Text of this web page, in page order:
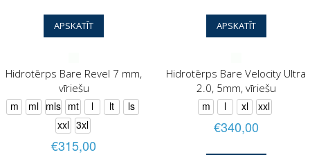
APSKATĪT APSKATĪT
Hidrotērps Bare Revel 7 mm,
vīriešu
m
ml mls mt l lt
ls
xxl 3xl
€315,00
Hidrotērps Bare Velocity Ultra
2.0, 5mm, vīriešu
m
l xl xxl
€340,00